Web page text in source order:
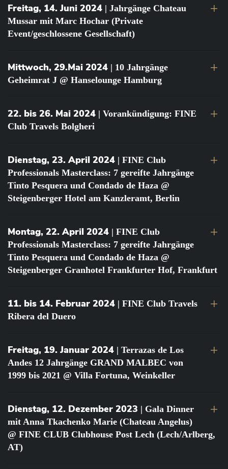
Freitag, 14. Juni 2024 | Jahrgänge Chateau
Mussar mit Marc Hochar (Private
Event/geschlossene Gesellschaft)
Mittwoch, 29.Mai 2024 | 10 Jahrgänge
Geheimrat J @ Hanselounge Hamburg
22. bis 26. Mai 2024 | Vorankündigung: FINE
Club Travels Bolgheri
Dienstag, 23. April 2024 | FINE Club
Professionals Masterclass: 7 gereifte Jahrgänge
Tinto Pesquera und Condado de Haza @
Steigenberger Hotel am Kanzleramt, Berlin
Montag, 22. April 2024 | FINE Club
Professionals Masterclass: 7 gereifte Jahrgänge
Tinto Pesquera und Condado de Haza @
Steigenberger Granhotel Frankfurter Hof, Frankfurt
11. bis 14. Februar 2024 | FINE Club Travels
Ribera del Duero
Freitag, 19. Januar 2024 | Terrazas de Los
Andes 12 Jahrgänge GRAND MALBEC von
1999 bis 2021 @ Villa Fortuna, Weinkeller
Dienstag, 12. Dezember 2023 | Gala Dinner
mit Anna Tkachenko Marie (Chateau Angelus)
@ FINE CLUB Clubhouse Post Lech (Lech/Arlberg,
AT)